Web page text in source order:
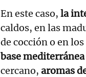
En este caso, la
caldos, en las
de cocción o en
base
cercano, aromas